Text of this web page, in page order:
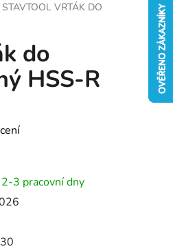
STAVTOOL VRTÁK DO
do
HSS-R
3 pracovní dny